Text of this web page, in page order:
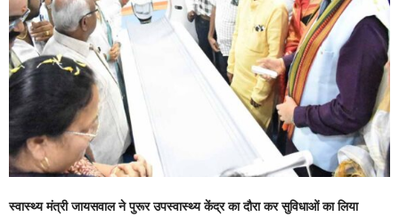
स्वास्थ्य मंत्री जायसवाल ने पुरूर उपस्वास्थ्य केंद्र का दौरा कर सुविधाओं का लिया